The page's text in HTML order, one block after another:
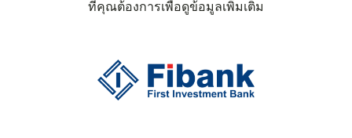
ที่คุณต้องการเพื่อดูข้อมูลเพิ่มเติม